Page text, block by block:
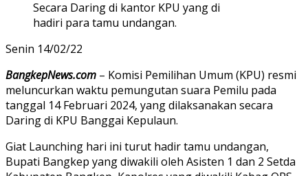
Secara Daring di kantor KPU yang di
hadiri para tamu undangan.
Senin 14/02/22
BangkepNews.com – Komisi Pemilihan Umum (KPU) resmi
meluncurkan waktu pemungutan suara Pemilu pada
tanggal 14 Februari 2024, yang dilaksanakan secara
Daring di KPU Banggai Kepulaun.
Giat Launching hari ini turut hadir tamu undangan,
Bupati Bangkep yang diwakili oleh Asisten 1 dan 2 Setda